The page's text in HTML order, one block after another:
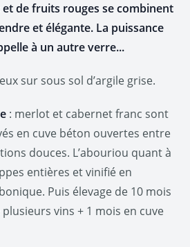
et de fruits rouges se combinent
et élégante. La puissance
à un autre verre...
sur sous sol d’argile grise.
: merlot et cabernet franc sont
en cuve béton ouvertes entre
douces. L’abouriou quant à
entières et vinifié en
Puis élevage de 10 mois
vins + 1 mois en cuve